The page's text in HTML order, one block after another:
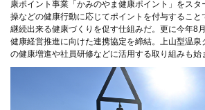
康ポイント事業「かみのやま健康ポイント」をス
操などの健康行動に応じてポイントを付与すること
継続出来る健康づくりを促す仕組みだ。更に今年8
健康経営推進に向けた連携協定を締結。上山型温泉
の健康増進や社員研修などに活用する取り組みも始